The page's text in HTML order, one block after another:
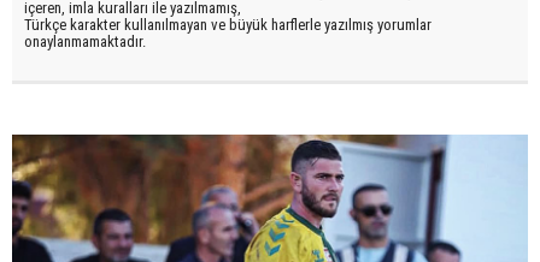
içeren, imla kuralları ile yazılmamış,
Türkçe karakter kullanılmayan ve büyük harflerle yazılmış yorumlar
onaylanmamaktadır.